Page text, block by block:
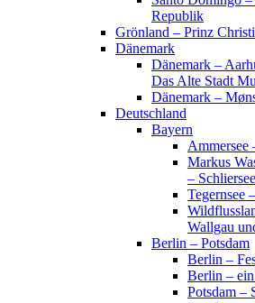
Republik
Grönland – Prinz
Dänemark
Dänemark –
Das Alte Stadt
Dänemark –
Deutschland
Bayern
Ammersee
Markus
– Schliersee
Tegernsee
Wallgau
Berlin – Potsdam
Berlin –
Berlin –
Potsdam –